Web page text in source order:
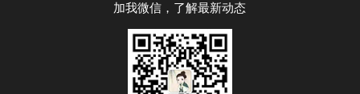
加我微信，了解最新动态